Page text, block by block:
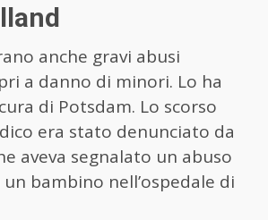
anche gravi abusi
a danno di minori. Lo ha
di Potsdam. Lo scorso
era stato denunciato da
aveva segnalato un abuso
bambino nell’ospedale di